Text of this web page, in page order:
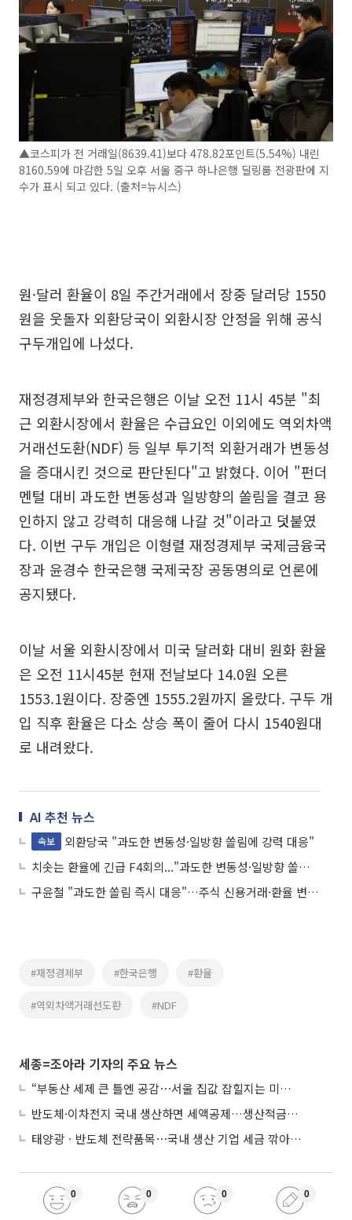
▲코스피가 전 거래일(8639.41)보다 478.82포인트(5.54%) 내린
8160.59에 마감한 5일 오후 서울 중구 하나은행 딜링룸 전광판에 지
수가 표시 되고 있다. (출처=뉴시스)
원·달러 환율이 8일 주간거래에서 장중 달러당 1550
원을 웃돌자 외환당국이 외환시장 안정을 위해 공식
구두개입에 나섰다.
재정경제부와 한국은행은 이날 오전 11시 45분 "최
근 외환시장에서 환율은 수급요인 이외에도 역외차액
거래선도환(NDF) 등 일부 투기적 외환거래가 변동성
을 증대시킨 것으로 판단된다"고 밝혔다. 이어 "펀더
멘털 대비 과도한 변동성과 일방향의 쏠림을 결코 용
인하지 않고 강력히 대응해 나갈 것"이라고 덧붙였
다. 이번 구두 개입은 이형렬 재정경제부 국제금융국
장과 윤경수 한국은행 국제국장 공동명의로 언론에
공지됐다.
이날 서울 외환시장에서 미국 달러화 대비 원화 환율
은 오전 11시45분 현재 전날보다 14.0원 오른
1553.1원이다. 장중엔 1555.2원까지 올랐다. 구두 개
입 직후 환율은 다소 상승 폭이 줄어 다시 1540원대
로 내려왔다.
AI 추천 뉴스
속보
외환당국 "과도한 변동성·일방향 쏠림에 강력 대응"
치솟는 환율에 긴급 F4회의..."과도한 변동성·일방향 쏠림 현상 용인하지 않을 것"
구윤철 "과도한 쏠림 즉시 대응"…주식 신용거래·환율 변동성 점검
#재정경제부 #한국은행 #환율
#역외차액거래선도환 #NDF
세종=조아라 기자의 주요 뉴스
“부동산 세제 큰 틀엔 공감⋯서울 집값 잡힐지는 미지수”
반도체·이차전지 국내 생산하면 세액공제…생산적금융 ISA 신설
태양광ㆍ반도체 전략품목⋯국내 생산 기업 세금 깎아준다
0 0 0 0